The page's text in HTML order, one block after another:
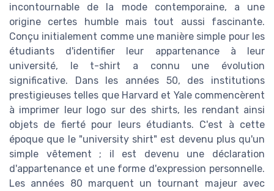
incontournable de la mode contemporaine, a une
origine certes humble mais tout aussi fascinante.
Conçu initialement comme une manière simple pour les
étudiants d'identifier leur appartenance à leur
université, le t-shirt a connu une évolution
significative. Dans les années 50, des institutions
prestigieuses telles que Harvard et Yale commencèrent
à imprimer leur logo sur des shirts, les rendant ainsi
objets de fierté pour leurs étudiants. C'est à cette
époque que le "university shirt" est devenu plus qu'un
simple vêtement ; il est devenu une déclaration
d'appartenance et une forme d'expression personnelle.
Les années 80 marquent un tournant majeur avec